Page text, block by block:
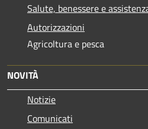
Salute, benessere e
Autorizzazioni
Agricoltura e pesca
NOVITÀ
Notizie
Comunicati